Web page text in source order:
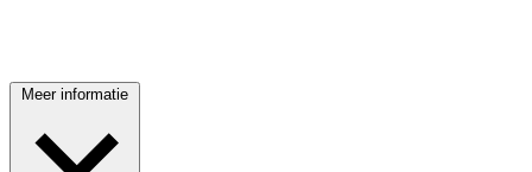
Meer informatie